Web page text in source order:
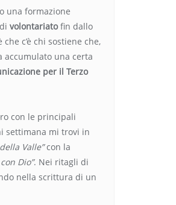
una formazione
volontariatofin dallo
c’è chi sostiene che,
accumulato una certa
per il Terzo
con le principali
settimana mi trovi in
Valle”con la
Dio”. Nei ritagli di
nella scrittura di un